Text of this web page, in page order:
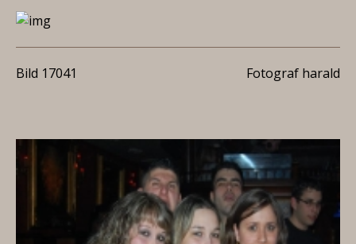
Bild 17041 Fotograf harald